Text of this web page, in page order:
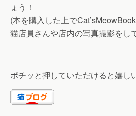
ょう！
(本を購入した上で
猫店員さんや店内の写真撮影をし
ポチッと押していただけると嬉し